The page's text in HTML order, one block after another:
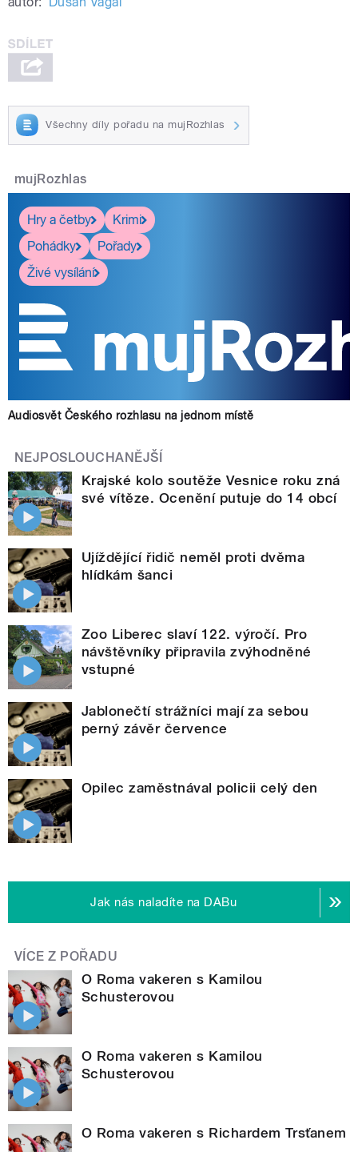
Všechny díly pořadu na mujRozhlas
mujRozhlas
Hry a četby
Krimi
Pohádky
Pořady
Živé vysílání
Audiosvět Českého rozhlasu na jednom místě
NEJPOSLOUCHANĚJŠÍ
Krajské kolo soutěže Vesnice roku zná
své vítěze. Ocenění putuje do 14 obcí
Ujíždějící řidič neměl proti dvěma
hlídkám šanci
Zoo Liberec slaví 122. výročí. Pro
návštěvníky připravila zvýhodněné
vstupné
Jablonečtí strážníci mají za sebou
perný závěr července
Opilec zaměstnával policii celý den
Jak nás naladíte na DABu
VÍCE Z POŘADU
O Roma vakeren s Kamilou
Schusterovou
O Roma vakeren s Kamilou
Schusterovou
O Roma vakeren s Richardem Trsťanem